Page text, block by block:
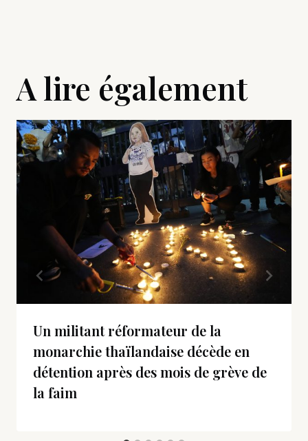
A lire également
Un militant réformateur de la
monarchie thaïlandaise décède en
détention après des mois de grève de
la faim